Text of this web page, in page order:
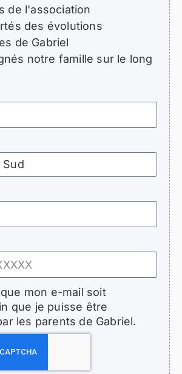
de l'association
des évolutions
de Gabriel
notre famille sur le long
mon e-mail soit
que je puisse être
les parents de Gabriel.